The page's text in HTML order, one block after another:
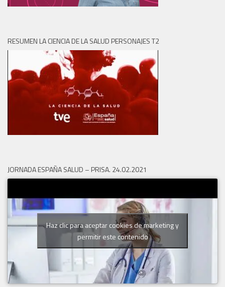
RESUMEN LA CIENCIA DE LA SALUD PERSONAJES T2
JORNADA ESPAÑA SALUD – PRISA. 24.02.2021
Haz clic para aceptar cookies de marketing y
permitir este contenido